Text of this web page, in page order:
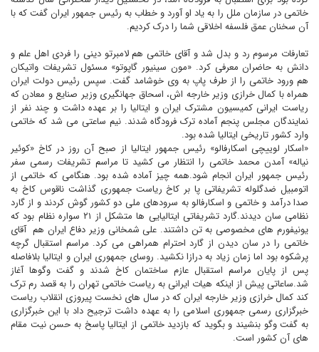
خاتمى در سازمان ملل را به ياد او آورد و خطاب به رئيس جمهور ايران گفت که با
آن سخنان عمق فلسفه اخلاقى شما را درک کرديم.
تعارفات مرسوم رد و بدل شد و آقای خاتمى هم لامبرتو دينى را فردى اهل علم و
دانش به حاضران معرفى کرد. «مون سينيور گاپوتو» مسئول تشريفات واتيکان
هم ورود خاتمى را از طرف پاپ به وى خوشامد گفت. سپس رئيس دولت ايران
همراه با کمال خرازى وزير خارجه اش، اسحاق جهانگيرى وزير صنايع و معادن که
رياست ايرانى کميسيون مشترک ايران و ايتاليا را بر عهده داشت و چند نفر از
نمايندگان مجلس پنجم آماده ترک فرودگاه شدند. نيم ساعتى مى شد که خاتمى
وارد کشور تاريخى ايتاليا شده بود.
«اسکار لوييچى اسکارفالو» رئيس جمهور ايتاليا از صبح آن روز در کاخ «کوئير
نياله» آمدن محمد خاتمى را انتظار مى کشيد تا مراسم تشريفات رسمى سفر
رئيس جمهور ايران انجام شود.همه چيز آماده شده بود. هنگامى که خاتمى از
اتومبيل ضدگلوله تشريفاتى پا بر کاخ رياست جمهورى گذاشت ناقوس کاخ به
صدا درآمد و خاتمى و اسکارفالو به سرودهاى ملى دو کشور گوش کردند و از گارد
نظامى سان ديدند.گارد تشريفاتى ايتاليايى ها متشکل از ۲۱ سواره نظام بود که
يونيفورم هاى مخصوصى به تن داشتند. على شمخانى وزير دفاع ايران هم آقای
خاتمى را در سان ديدن از گارد احترام همراهى مى کرد. مراسم استقبال گرچه
پرشکوه بود اما زمان زياد به درازا نکشيد. روساى جمهورى ايران و ايتاليا بلافاصله
پس از پايان مراسم استقبال عازم ساختمان کاخ شدند و گفت وگوها آغاز
شد.ساعاتى پيش از اينکه هيات ايرانى به رياست خاتمى تهران را به قصد رم ترک
کند کمال خرازى وزير خارجه ايران که در سال هاى نخست پيروزى انقلاب رياست
خبرگزارى رسمى جمهورى اسلامى را به عهده داشت ترجيح داد با اين خبرگزارى
به گفت وگو بنشيند و بگويد که بازديد خاتمى از ايتاليا پاسخ به حسن نيت مقام
هاى آن کشور است.